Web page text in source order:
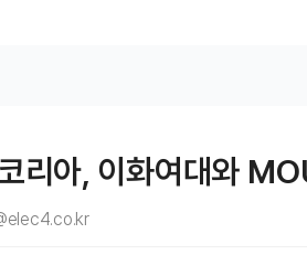
리아, 이화여대와